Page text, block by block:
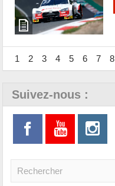
1 2 3 4 5 6 7 8
Suivez-nous :